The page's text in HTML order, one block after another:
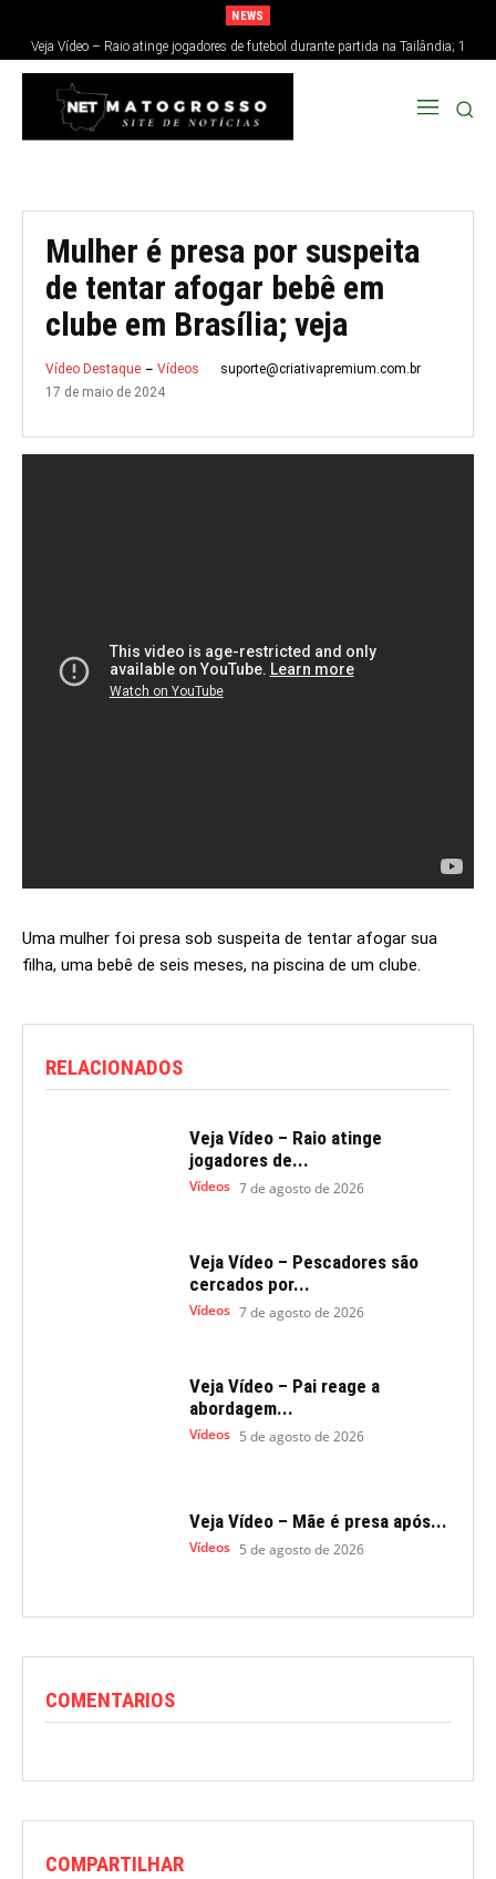
NEWS
Veja Vídeo – Raio atinge jogadores de futebol durante partida na Tailândia; 1
morre e 12 ficam feridos
Mulher é presa por suspeita
de tentar afogar bebê em
clube em Brasília; veja
Vídeo Destaque Vídeos
suporte@criativapremium.com.br
17 de maio de 2024
Uma mulher foi presa sob suspeita de tentar afogar sua
filha, uma bebê de seis meses, na piscina de um clube.
RELACIONADOS
Veja Vídeo – Raio atinge
jogadores de...
Vídeos 7 de agosto de 2026
Veja Vídeo – Pescadores são
cercados por...
Vídeos 7 de agosto de 2026
Veja Vídeo – Pai reage a
abordagem...
Vídeos 5 de agosto de 2026
Veja Vídeo – Mãe é presa após...
Vídeos 5 de agosto de 2026
COMENTARIOS
COMPARTILHAR